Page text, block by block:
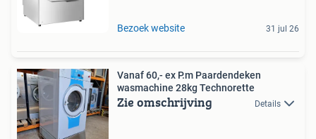
Bezoek website 31 jul 26
Vanaf 60,- ex P.m Paardendeken
wasmachine 28kg Technorette
Zie omschrijving Details